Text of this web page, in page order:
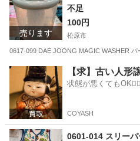
売ります
不足
100円
松原市
0617-099 DAE JOONG MAGIC WASHER
大阪 松原市 洗濯用品 現地
【求】古い人形
状態が悪くても
COYASH
0601-014 スリー